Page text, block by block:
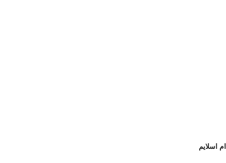
ام اسلایم